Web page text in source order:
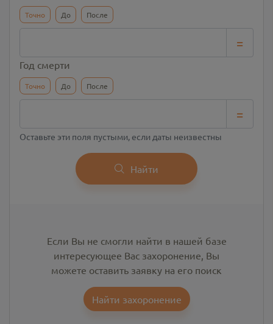
Точно До После
=
Год смерти
Точно До После
=
Оставьте эти поля пустыми, если даты неизвестны
Найти
Если Вы не смогли найти в нашей базе
интересующее Вас захоронение, Вы
можете оставить заявку на его поиск
Найти захоронение